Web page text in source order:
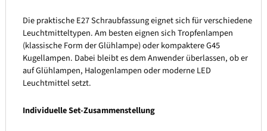
Die praktische E27 Schraubfassung eignet sich für verschiedene
Leuchtmitteltypen. Am besten eignen sich Tropfenlampen
(klassische Form der Glühlampe) oder kompaktere G45
Kugellampen. Dabei bleibt es dem Anwender überlassen, ob er
auf Glühlampen, Halogenlampen oder moderne LED
Leuchtmittel setzt.
Individuelle Set-Zusammenstellung